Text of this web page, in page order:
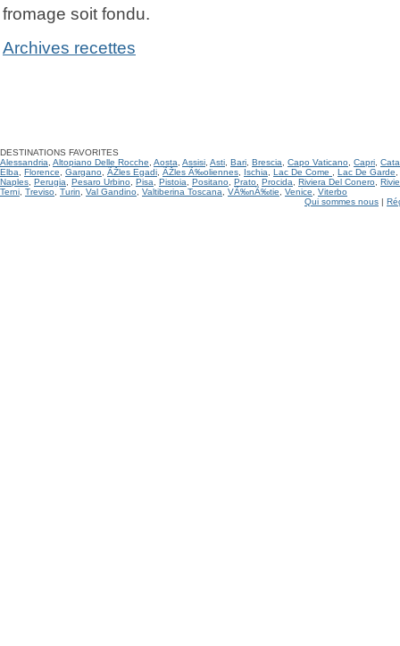
fromage soit fondu.
Archives recettes
DESTINATIONS FAVORITES
Alessandria Altopiano Delle Rocche Aosta Assisi Asti Bari Brescia Capo Vaticano Capri
Elba
Florence Gargano ÃŽles Egadi ÃŽles Ã‰oliennes Ischia Lac De Come Lac De Garde
Naples Perugia Pesaro Urbino Pisa Pistoia Positano Prato Procida Riviera Del Conero
Terni Treviso Turin Val Gandino Valtiberina Toscana VÃ‰nÃ‰tie Venice
Viterbo
Qui sommes nous |